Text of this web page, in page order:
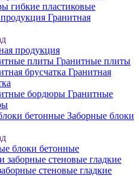
гибкие пластиковые
Гранитная
продукция
Гранитные плиты
Гранитная
Гранитные
Заборные блоки
блоки бетонные
стеновые гладкие